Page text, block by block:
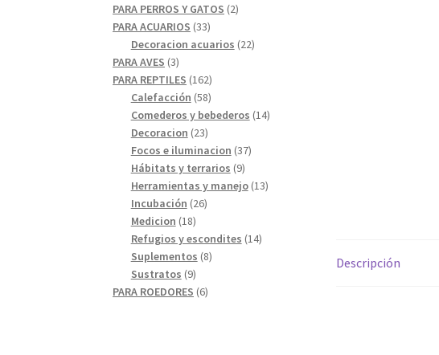
Descripción
productos
PARA PERROS Y GATOS 22
PARA ACUARIOS 3333
productos
Decoracion acuarios 2222
PARA AVES 33
productos
PARA REPTILES 162162
productos
Calefacción 5858
productos
Comederos y bebederos 1414
Decoracion 2323
productos
Focos e iluminacion 3737
Hábitats y terrarios 99
productos
Herramientas y manejo 1313
Incubación 2626
Medicion 1818
productos
Refugios y escondites 1414
Suplementos 88
Sustratos 99
productos
PARA ROEDORES 66